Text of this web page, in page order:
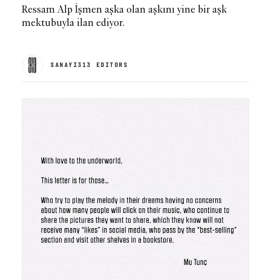
Ressam Alp İşmen aşka olan aşkını yine bir aşk
mektubuyla ilan ediyor.
SANAYI313 EDITORS